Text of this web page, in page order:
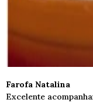
Farofa Natalina
Excelente